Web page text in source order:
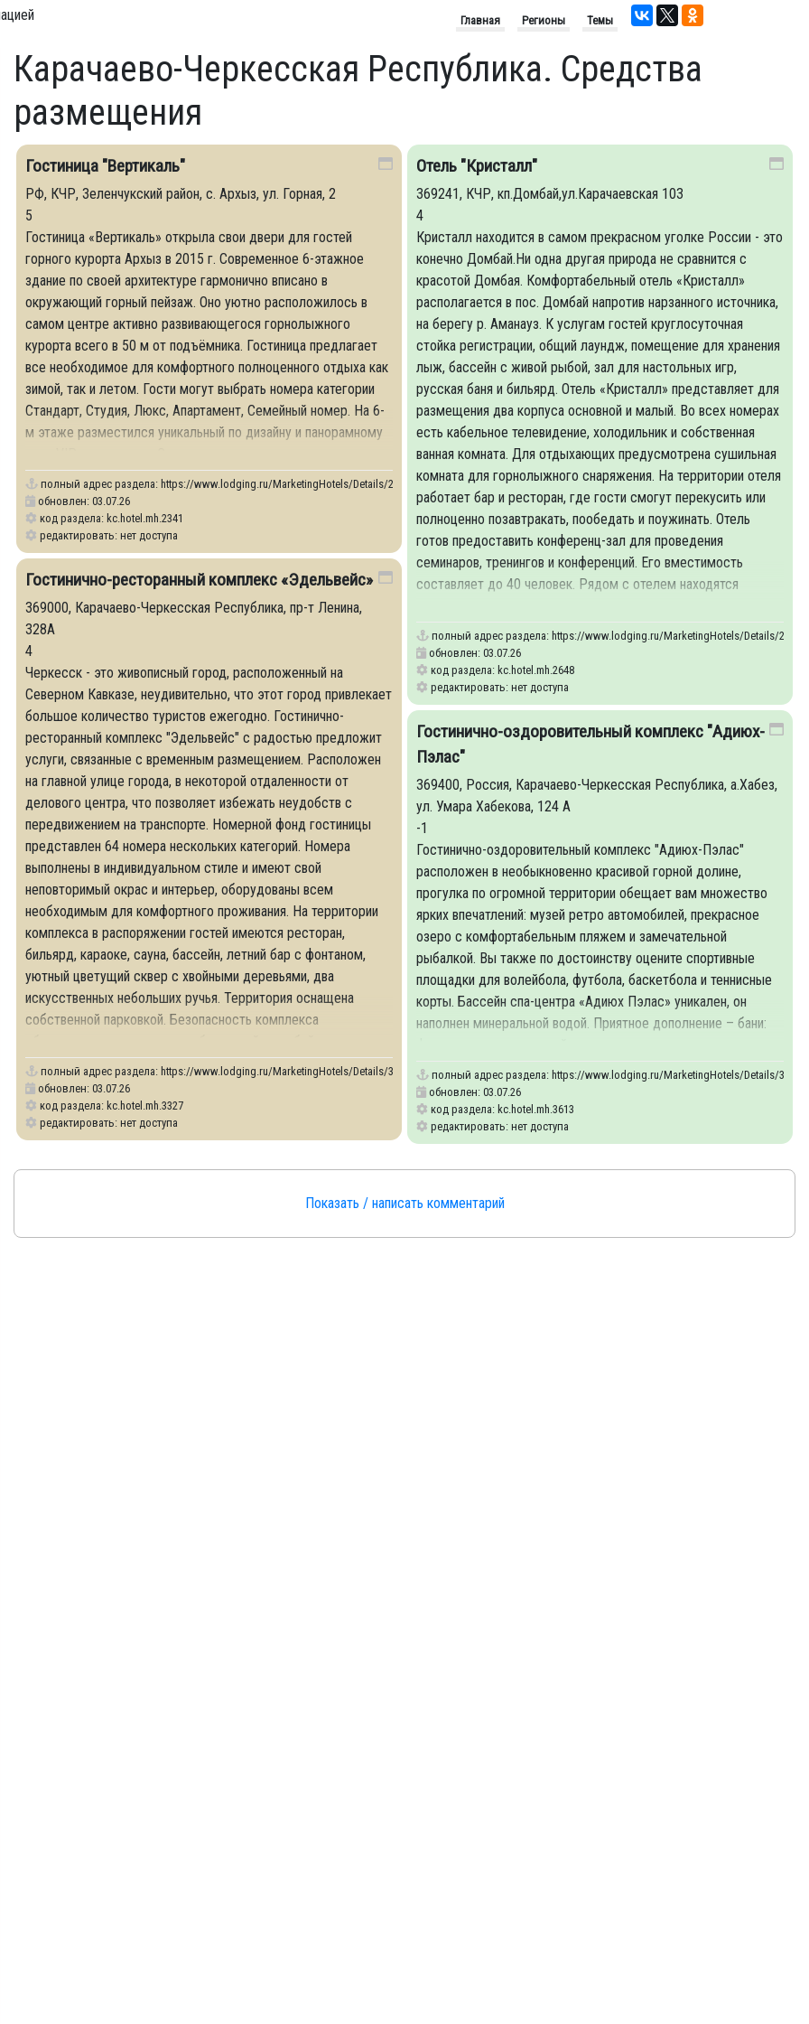
Главная Регионы Темы
Карачаево-Черкесская Республика. Средства
размещения
Гостиница "Вертикаль"
РФ, КЧР, Зеленчукский район, с. Архыз, ул. Горная, 2
5
Гостиница «Вертикаль» открыла свои двери для гостей
горного курорта Архыз в 2015 г. Современное 6-этажное
здание по своей архитектуре гармонично вписано в
окружающий горный пейзаж. Оно уютно расположилось в
самом центре активно развивающегося горнолыжного
курорта всего в 50 м от подъёмника. Гостиница предлагает
все необходимое для комфортного полноценного отдыха как
зимой, так и летом. Гости могут выбрать номера категории
Стандарт, Студия, Люкс, Апартамент, Семейный номер. На 6-
м этаже разместился уникальный по дизайну и панорамному
полный адрес раздела: https://www.lodging.ru/MarketingHotels/Details/2341
обновлен: 03.07.26
код раздела: kc.hotel.mh.2341
редактировать: нет доступа
Отель "Кристалл"
369241, КЧР, кп.Домбай,ул.Карачаевская 103
4
Кристалл находится в самом прекрасном уголке России - это
конечно Домбай.Ни одна другая природа не сравнится с
красотой Домбая. Комфортабельный отель «Кристалл»
располагается в пос. Домбай напротив нарзанного источника,
на берегу р. Аманауз. К услугам гостей круглосуточная
стойка регистрации, общий лаундж, помещение для хранения
лыж, бассейн с живой рыбой, зал для настольных игр,
русская баня и бильярд. Отель «Кристалл» представляет для
размещения два корпуса основной и малый. Во всех номерах
есть кабельное телевидение, холодильник и собственная
ванная комната. Для отдыхающих предусмотрена сушильная
комната для горнолыжного снаряжения. На территории отеля
работает бар и ресторан, где гости смогут перекусить или
полноценно позавтракать, пообедать и поужинать. Отель
готов предоставить конференц-зал для проведения
семинаров, тренингов и конференций. Его вместимость
составляет до 40 человек. Рядом с отелем находятся
полный адрес раздела: https://www.lodging.ru/MarketingHotels/Details/2648
обновлен: 03.07.26
код раздела: kc.hotel.mh.2648
редактировать: нет доступа
Гостинично-ресторанный комплекс «Эдельвейс»
369000, Карачаево-Черкесская Республика, пр-т Ленина,
328А
4
Черкесск - это живописный город, расположенный на
Северном Кавказе, неудивительно, что этот город привлекает
большое количество туристов ежегодно. Гостинично-
ресторанный комплекс "Эдельвейс" с радостью предложит
услуги, связанные с временным размещением. Расположен
на главной улице города, в некоторой отдаленности от
делового центра, что позволяет избежать неудобств с
передвижением на транспорте. Номерной фонд гостиницы
представлен 64 номера нескольких категорий. Номера
выполнены в индивидуальном стиле и имеют свой
неповторимый окрас и интерьер, оборудованы всем
необходимым для комфортного проживания. На территории
комплекса в распоряжении гостей имеются ресторан,
бильярд, караоке, сауна, бассейн, летний бар с фонтаном,
уютный цветущий сквер с хвойными деревьями, два
искусственных небольших ручья. Территория оснащена
собственной парковкой. Безопасность комплекса
полный адрес раздела: https://www.lodging.ru/MarketingHotels/Details/3327
обновлен: 03.07.26
код раздела: kc.hotel.mh.3327
редактировать: нет доступа
Гостинично-оздоровительный комплекс "Адиюх-
Пэлас"
369400, Россия, Карачаево-Черкесская Республика, а.Хабез,
ул. Умара Хабекова, 124 А
-1
Гостинично-оздоровительный комплекс "Адиюх-Пэлас"
расположен в необыкновенно красивой горной долине,
прогулка по огромной территории обещает вам множество
ярких впечатлений: музей ретро автомобилей, прекрасное
озеро с комфортабельным пляжем и замечательной
рыбалкой. Вы также по достоинству оцените спортивные
площадки для волейбола, футбола, баскетбола и теннисные
корты. Бассейн спа-центра «Адиюх Пэлас» уникален, он
наполнен минеральной водой. Приятное дополнение – бани:
полный адрес раздела: https://www.lodging.ru/MarketingHotels/Details/3613
обновлен: 03.07.26
код раздела: kc.hotel.mh.3613
редактировать: нет доступа
Показать / написать комментарий